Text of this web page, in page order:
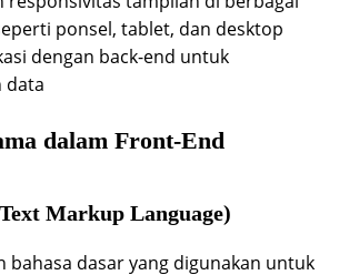
ponsel, tablet, dan desktop
dengan back-end untuk
data
dalam Front-End
Markup Language)
bahasa dasar yang digunakan untuk